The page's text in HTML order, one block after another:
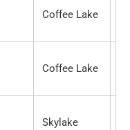
Coffee Lake
Coffee Lake
Skylake